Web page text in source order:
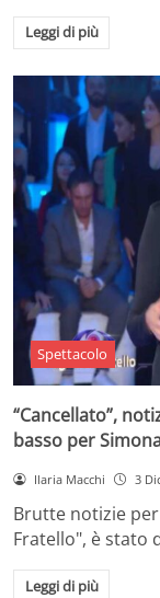
Leggi di più
Spettacolo
“Cancellato”,
basso per
Ilaria Macchi 3
Brutte notizie
Fratello", è stato
Leggi di più